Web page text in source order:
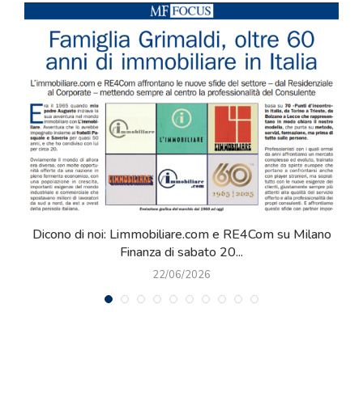
Dicono di noi: Limmobiliare.com e RE4Com su Milano
Finanza di sabato 20...
22/06/2026